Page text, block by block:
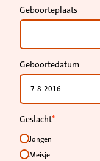
Geboorteplaats
Geboortedatum
Geslacht
Jongen
Meisje